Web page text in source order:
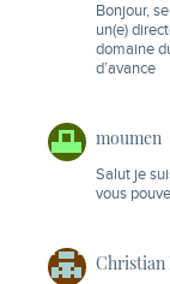
Bonjour,
un(e)
domaine
d’avance
moumen
Salut je
vous
Christian